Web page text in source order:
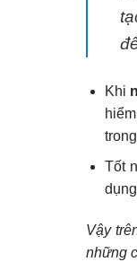
Khi
Tốt
Vậy
những